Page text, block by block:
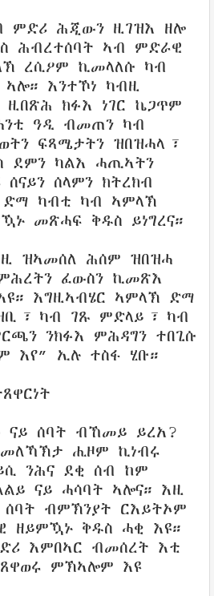
ምድሪ ሕጂውን ዚገዝእ ዘሎ
ሕብረተሰባት ኣብ ምድራዊ
ረሲዖም ኪመላለሱ ካብ
እንተኾነ ካብዚ
ዚበጽሕ ክፉእ ነገር ኬጋጥም
ዓዲ ብመጠን ካብ
ፍጻሜታትን ዝበዝሓላ፣
ደምን ካልእ ሓጢኣትን
ሰላምን ክትረክብ
ድማ ካብቲ ካብ ኣምላኽ
መጽሓፍ ቅዱስ ይነግረና።
ዝኣመሰለ ሕሰም ዝበዝሓ
ፈውስን ኪመጽእ
እግዚኣብሄር ኣምላኽ ድማ
ካብ ገጹ ምድላይ፣ ካብ
ንክፉእ ምሕዳግን ተበጊሱ
እየ” ኢሉ ተስፋ ሂቡ።
ናይ ሰባት ብኸመይ ይረአ?
ሒዞም ኪነብሩ
ንሕና ደቂ ሰብ ከም
ናይ ሓሳባት ኣሎና። እዚ
ሰባት ብምኽንያት ርእይትኦም
ዘይምዃኑ ቅዱስ ሓቂ እዩ።
እምበኣር ብመሰረት እቲ
ምኽኣሎም እዩ